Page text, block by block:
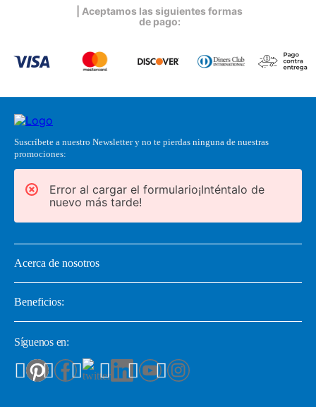
| Aceptamos las siguientes formas
de pago:
Suscríbete a nuestro Newsletter y no te pierdas ninguna de nuestras
promociones:
Error al cargar el formulario¡Inténtalo de
nuevo más tarde!
Acerca de nosotros
Beneficios:
Síguenos en: